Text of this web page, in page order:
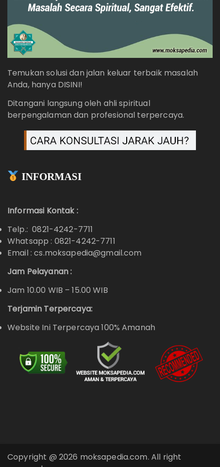
Temukan solusi dan jalan keluar terbaik masalah
Anda, hanya DISINI!
Ditangani langsung oleh ahli spiritual
berpengalaman dan profesional terpercaya.
INFORMASI
Informasi Kontak :
Telp.: 0821-4242-7711
Whatsapp : 0821-4242-7711
Email : cs.moksapedia@gmail.com
Jam Pelayanan :
Jam 10.00 WIB – 15.00 WIB
Terjamin Terpercaya:
Website Ini Terpercaya 100% Amanah
Copyright @ 2026 moksapedia.com. All right